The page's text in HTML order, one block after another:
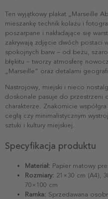
Ten wyjątkowy plakat „Marseille
mieszankę technik kolażu i
poszarpane i nakładające się
zakrywają zdjęcie dwóch postaci
spokojnych barw – od beżu,
błękitu – tworzy atmosferę
„Marseille” oraz detalami
Nastrojowy, miejski i nieco
doskonale pasuje do przestrzeni
charakterze. Znakomicie
cegłą czy minimalistycznym
sztuki i kultury miejskiej.
Specyfikacja produktu
Materiał: Papier matowy
Rozmiary: 21×30 cm (A4),
70×100 cm
Ramka: Sprzedawana